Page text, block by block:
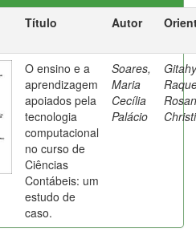
Título Autor
O ensino e a
aprendizagem
apoiados pela
tecnologia
computacional
no curso de
Ciências
Contábeis: um
estudo de
caso.
Soares,
Maria
Cecília
Palácio
Rosan